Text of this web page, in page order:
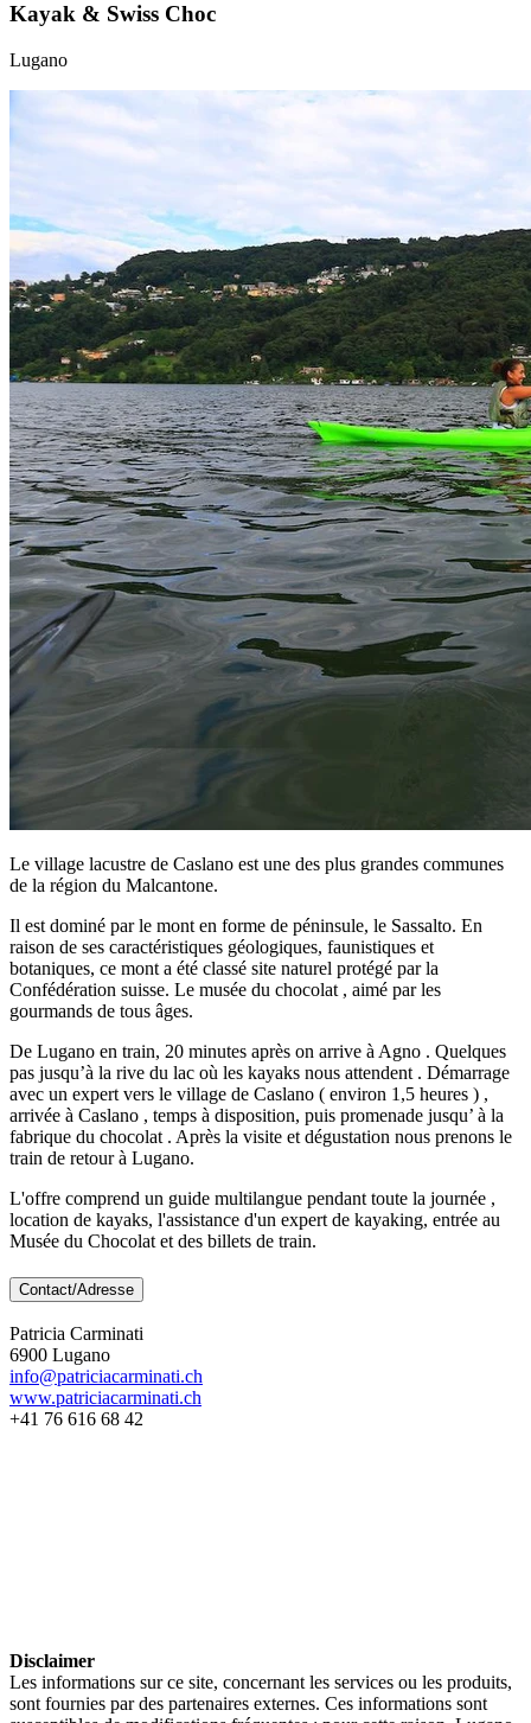
Kayak & Swiss Choc
Lugano
Le village lacustre de Caslano est une des plus grandes communes
de la région du Malcantone.
Il est dominé par le mont en forme de péninsule, le Sassalto. En
raison de ses caractéristiques géologiques, faunistiques et
botaniques, ce mont a été classé site naturel protégé par la
Confédération suisse. Le musée du chocolat , aimé par les
gourmands de tous âges.
De Lugano en train, 20 minutes après on arrive à Agno . Quelques
pas jusqu’à la rive du lac où les kayaks nous attendent . Démarrage
avec un expert vers le village de Caslano ( environ 1,5 heures ) ,
arrivée à Caslano , temps à disposition, puis promenade jusqu’ à la
fabrique du chocolat . Après la visite et dégustation nous prenons le
train de retour à Lugano.
L'offre comprend un guide multilangue pendant toute la journée ,
location de kayaks, l'assistance d'un expert de kayaking, entrée au
Musée du Chocolat et des billets de train.
Contact/Adresse
Patricia Carminati
6900 Lugano
info@patriciacarminati.ch
www.patriciacarminati.ch
+41 76 616 68 42
Disclaimer
Les informations sur ce site, concernant les services ou les produits,
sont fournies par des partenaires externes. Ces informations sont